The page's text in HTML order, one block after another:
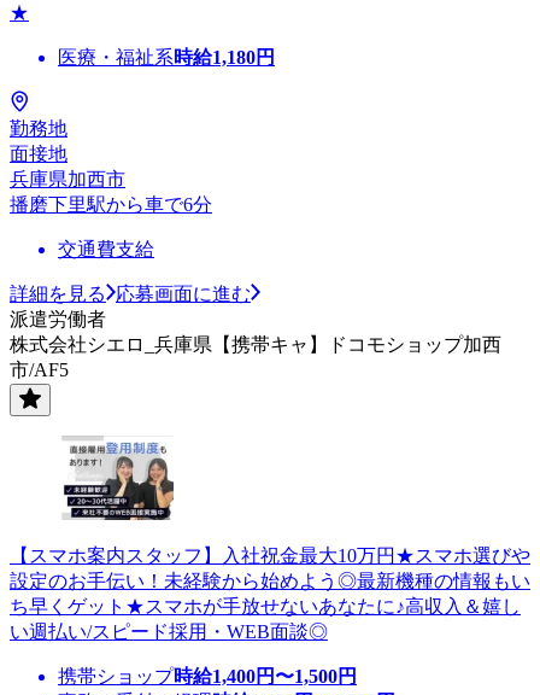
★
医療・福祉系時給1,180円
勤務地
面接地
兵庫県加西市
播磨下里駅から車で6分
交通費支給
詳細を見る
応募画面に進む
派遣労働者
株式会社シエロ_兵庫県【携帯キャ】ドコモショップ加西
市/AF5
【スマホ案内スタッフ】入社祝金最大10万円★スマホ選びや
設定のお手伝い！未経験から始めよう◎最新機種の情報もい
ち早くゲット★スマホが手放せないあなたに♪高収入＆嬉し
い週払い/スピード採用・WEB面談◎
携帯ショップ時給1,400円〜1,500円